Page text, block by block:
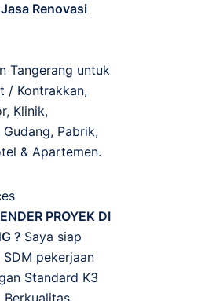
Jasa Renovasi
Tangerang untuk
/ Kontrakkan,
Klinik,
Pabrik,
& Apartemen.
PROYEK DI
? Saya siap
pekerjaan
Standard K3
Berkualitas,